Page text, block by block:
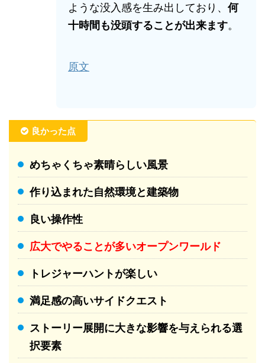
ような没入感を生み出しており、 何
十時間も没頭することが出来ます。
原文
良かった点
めちゃくちゃ素晴らしい風景
作り込まれた自然環境と建築物
良い操作性
広大でやることが多いオープンワールド
トレジャーハントが楽しい
満足感の高いサイドクエスト
ストーリー展開に大きな影響を与えられる選
択要素